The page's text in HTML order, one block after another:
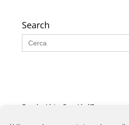
Search
Search
for:
Fundació La Passió